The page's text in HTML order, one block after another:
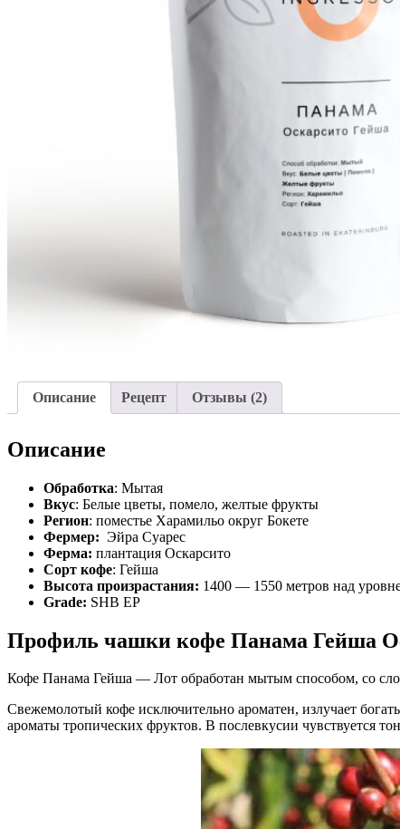
Описание Рецепт Отзывы (2)
Описание
Обработка: Мытая
Вкус: Белые цветы, помело, желтые фрукты
Регион: поместье Харамильо округ Бокете
Фермер: Эйра Суарес
Ферма: плантация Оскарсито
Сорт кофе: Гейша
Высота произрастания: 1400 — 1550 метров над
Grade: SHB EP
Профиль чашки кофе Панама Гейша
Кофе Панама Гейша — Лот обработан мытым способом, со
Свежемолотый кофе исключительно ароматен, излучает
ароматы тропических фруктов. В послевкусии чувствуется